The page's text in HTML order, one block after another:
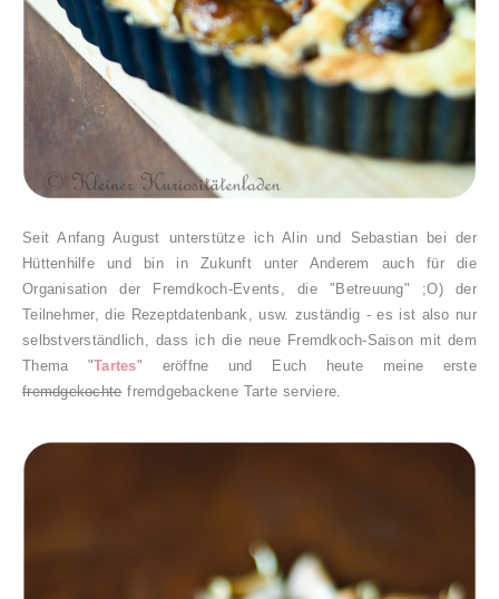
Seit Anfang August unterstütze ich Alin und Sebastian bei der
Hüttenhilfe und bin in Zukunft unter Anderem auch für die
Organisation der Fremdkoch-Events, die "Betreuung" ;O) der
Teilnehmer, die Rezeptdatenbank, usw. zuständig - es ist also nur
selbstverständlich, dass ich die neue Fremdkoch-Saison mit dem
Thema "Tartes" eröffne und Euch heute meine erste
fremdgekochtefremdgebackene Tarte serviere.